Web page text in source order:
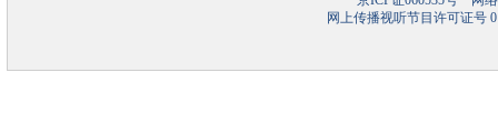
网上传播视听节目许可证号